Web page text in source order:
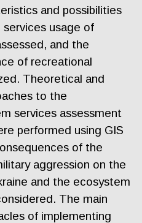
and possibilities
usage of
and the
of recreational
Theoretical and
to the
services assessment
performed using GIS
of the
aggression on the
and the ecosystem
The main
of implementing